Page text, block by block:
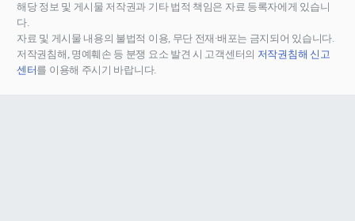
해당 정보 및 게시물 저작권과 기타 법적 책임은 자료 등록자에게 있습니
다.
자료 및 게시물 내용의 불법적 이용, 무단 전재∙배포는 금지되어 있습니다.
저작권침해, 명예훼손 등 분쟁 요소 발견 시 고객센터의 저작권침해 신고
센터를 이용해 주시기 바랍니다.